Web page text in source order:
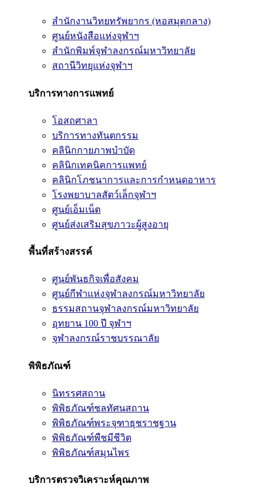
สำนักงานวิทยทรัพยากร (หอสมุดกลาง)
ศูนย์หนังสือแห่งจุฬาฯ
สำนักพิมพ์จุฬาลงกรณ์มหาวิทยาลัย
สถานีวิทยุแห่งจุฬาฯ
บริการทางการแพทย์
โอสถศาลา
บริการทางทันตกรรม
คลินิกกายภาพบำบัด
คลินิกเทคนิคการแพทย์
คลินิกโภชนาการและการกำหนดอาหาร
โรงพยาบาลสัตว์เล็กจุฬาฯ
ศูนย์เอ็มเน็ต
ศูนย์ส่งเสริมสุขภาวะผู้สูงอายุ
พื้นที่สร้างสรรค์
ศูนย์พันธกิจเพื่อสังคม
ศูนย์กีฬาแห่งจุฬาลงกรณ์มหาวิทยาลัย
ธรรมสถานจุฬาลงกรณ์มหาวิทยาลัย
อุทยาน 100 ปี จุฬาฯ
จุฬาลงกรณ์ราชบรรณาลัย
พิพิธภัณฑ์
นิทรรศสถาน
พิพิธภัณฑ์ชลทัศนสถาน
พิพิธภัณฑ์พระจุฑาธุชราชฐาน
พิพิธภัณฑ์พืชมีชีวิต
พิพิธภัณฑ์สมุนไพร
บริการตรวจวิเคราะห์คุณภาพ